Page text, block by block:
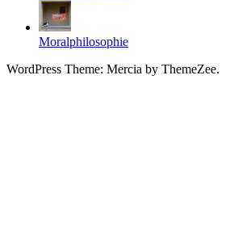
Moralphilosophie
WordPress Theme: Mercia by ThemeZee.